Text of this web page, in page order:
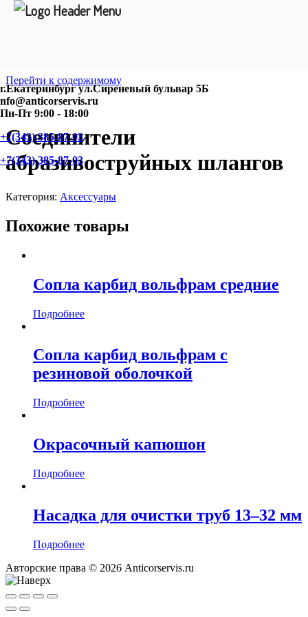
Перейти к содержимому
Соединители
абразивоструйных шлангов
Категория: Аксессуары
Похожие товары
Сопла карбид вольфрам средние
Подробнее
Сопла карбид вольфрам с
резиновой оболочкой
Подробнее
Окрасочный капюшон
Подробнее
Насадка для очистки труб 13–32 мм
Подробнее
Авторские права © 2026 Anticorservis.ru
г.Екатеринбург ул.Сиреневый бульвар 5Б
nfo@anticorservis.ru
Пн-Пт 9:00 - 18:00
+7(343) 385-87-03
+7(343) 385-87-03